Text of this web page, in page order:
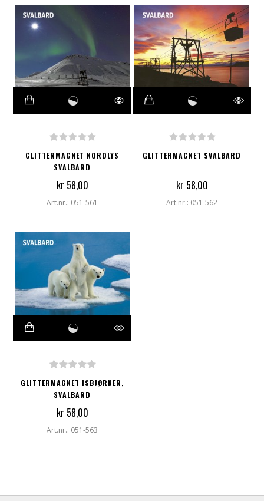
GLITTERMAGNET NORDLYS
SVALBARD
kr 58,00
Art.nr.: 051-561
GLITTERMAGNET SVALBARD
kr 58,00
Art.nr.: 051-562
GLITTERMAGNET ISBJØRNER,
SVALBARD
kr 58,00
Art.nr.: 051-563